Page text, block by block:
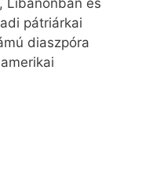
Libanonban és
pátriárkai
diaszpóra